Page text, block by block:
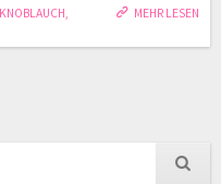
MEHR LESEN
KNOBLAUCH,